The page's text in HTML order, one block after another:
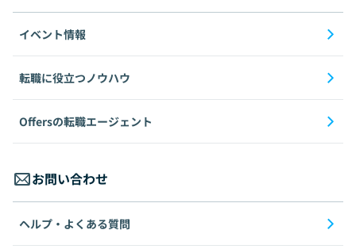
イベント情報
転職に役立つノウハウ
Offersの転職エージェント
お問い合わせ
ヘルプ・よくある質問